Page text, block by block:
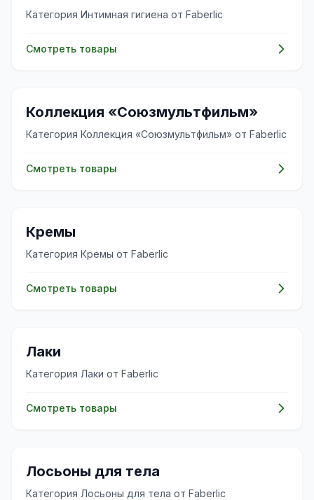
Категория Интимная гигиена от Faberlic
Смотреть товары
✨
Коллекция «Союзмультфильм»
Категория Коллекция «Союзмультфильм» от Faberlic
Смотреть товары
✨
Кремы
Категория Кремы от Faberlic
Смотреть товары
✨
Лаки
Категория Лаки от Faberlic
Смотреть товары
✨
Лосьоны для тела
Категория Лосьоны для тела от Faberlic